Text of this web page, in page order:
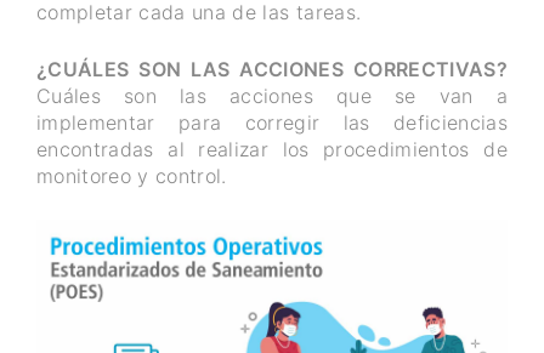
completar cada una de las tareas.
¿CUÁLES SON LAS ACCIONES CORRECTIVAS?
Cuáles son las acciones que se van a
implementar para corregir las deficiencias
encontradas al realizar los procedimientos de
monitoreo y control.